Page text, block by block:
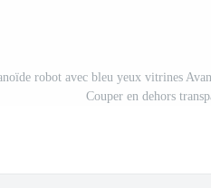
robot avec bleu yeux vitrines
Couper en dehors